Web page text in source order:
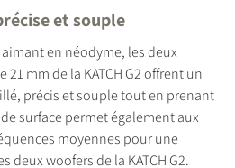
et souple
en néodyme, les deux
mm de la KATCH G2 offrent un
précis et souple tout en prenant
surface permet également aux
moyennes pour une
deux woofers de la KATCH G2.